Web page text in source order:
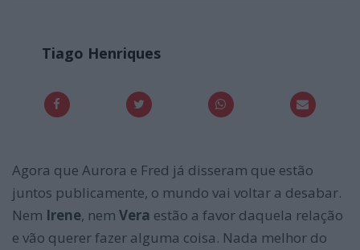
Tiago Henriques
Agora que Aurora e Fred já disseram que estão
juntos publicamente, o mundo vai voltar a desabar.
Nem Irene, nem Vera estão a favor daquela relação
e vão querer fazer alguma coisa. Nada melhor do